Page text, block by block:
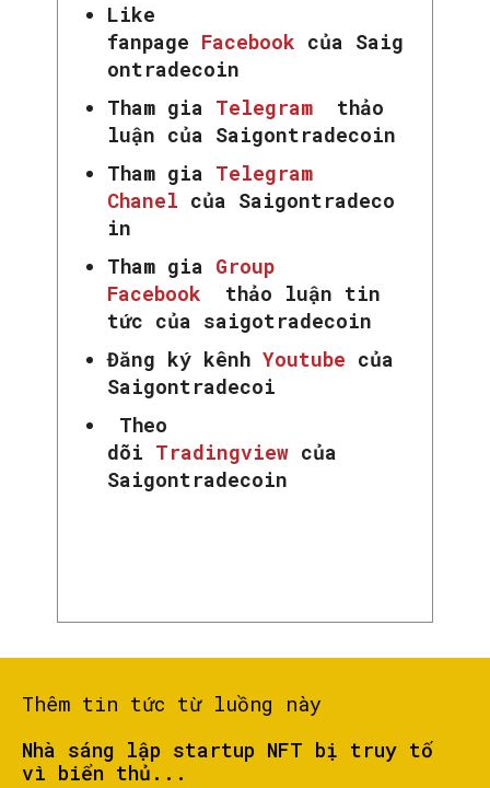
Like
fanpage Facebook của Saig
ontradecoin
Tham gia Telegram
thảo
luận của Saigontradecoin
Tham gia Telegram
Chanel của Saigontradeco
in
Tham gia Group
Facebook
thảo luận tin
tức của saigotradecoin
Đăng ký kênh Youtube của
Saigontradecoi
Theo
dõi Tradingview của
Saigontradecoin
Thêm tin tức từ luồng này
Nhà sáng lập startup NFT bị truy tố
vì biển thủ...